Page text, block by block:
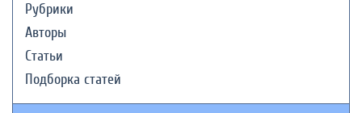
Рубрики
Авторы
Статьи
Подборка статей